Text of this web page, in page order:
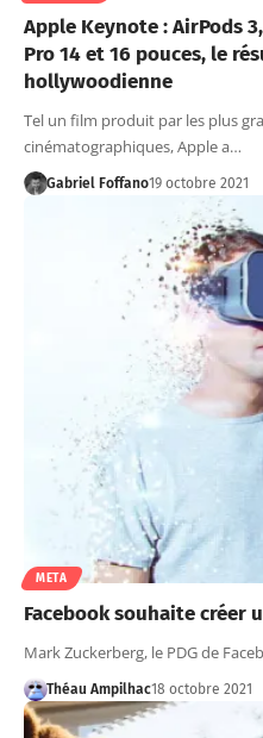
Apple Keynote : AirPods
Pro 14 et 16 pouces, le
hollywoodienne
Tel un film produit par les plus
cinématographiques, Apple a…
Gabriel Foffano19 octobre 2021
META
Facebook souhaite créer
Mark Zuckerberg, le PDG de
Théau Ampilhac18 octobre 2021